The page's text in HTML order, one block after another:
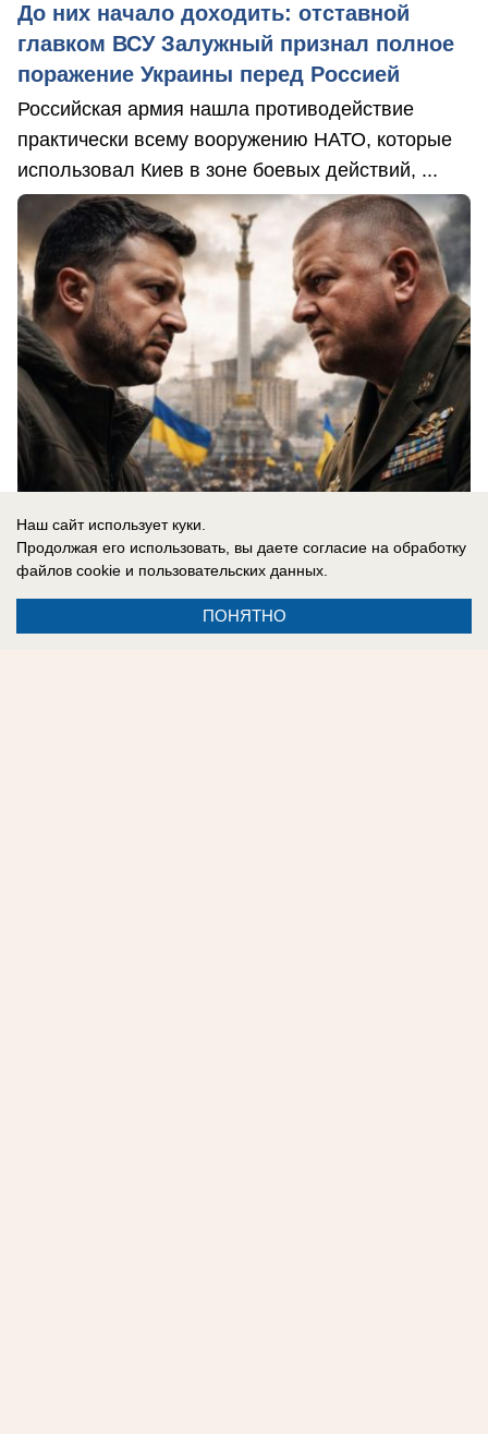
До них начало доходить: отставной
главком ВСУ Залужный признал полное
поражение Украины перед Россией
Российская армия нашла противодействие
практически всему вооружению НАТО, которые
использовал Киев в зоне боевых действий, ...
06.08.2026 0
Наш сайт использует куки.
Продолжая его использовать, вы даете согласие на обработку
файлов cookie и пользовательских данных.
ПОНЯТНО